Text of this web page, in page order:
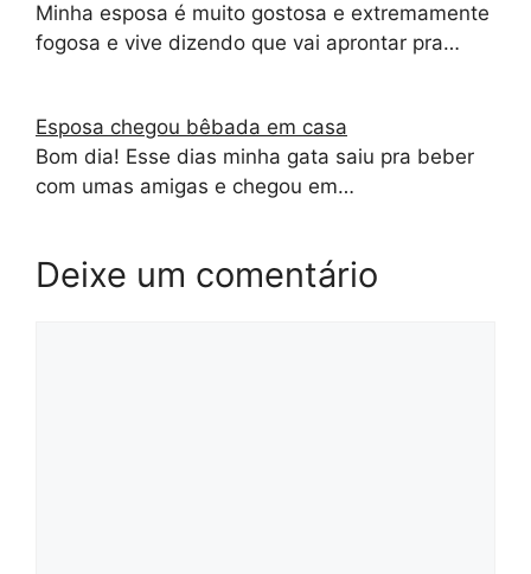
Minha esposa é muito gostosa e extremamente
fogosa e vive dizendo que vai aprontar pra…
Esposa chegou bêbada em casa
Bom dia! Esse dias minha gata saiu pra beber
com umas amigas e chegou em…
Deixe um comentário